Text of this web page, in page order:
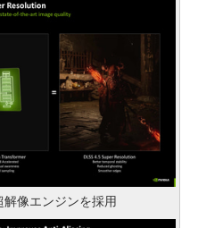
像エンジンを採用